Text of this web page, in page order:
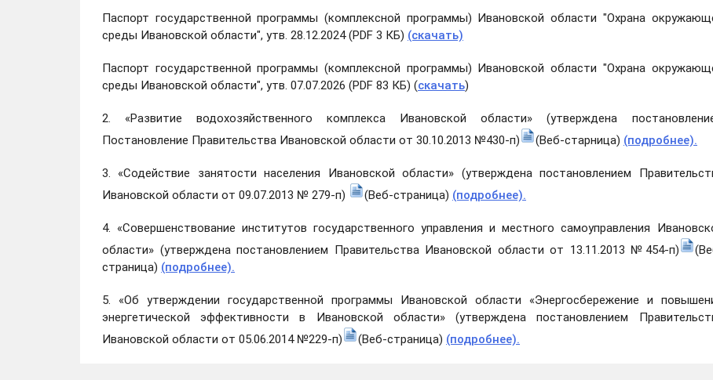
Паспорт государственной программы (комплексной программы) Ивановской области "Охрана
среды Ивановской области", утв. 28.12.2024 (PDF 3 КБ) (скачать)
Паспорт государственной программы (комплексной программы) Ивановской области "Охрана
среды Ивановской области", утв. 07.07.2026 (PDF 83 КБ) (скачать)
2. «Развитие водохозяйственного комплекса Ивановской области» (утверждена
Постановление Правительства Ивановской области от 30.10.2013 №430-п)
(Веб-старница) (подробнее).
3. «Содействие занятости населения Ивановской области» (утверждена постановлением
Ивановской области от 09.07.2013 № 279-п)
(Веб-страница) (подробнее).
4. «Совершенствование институтов государственного управления и местного самоуправления
области» (утверждена постановлением Правительства Ивановской области от 13.11.2013 №454-п)
страница) (подробнее).
5. «Об утверждении государственной программы Ивановской области «Энергосбережение и
энергетической эффективности в Ивановской области» (утверждена постановлением
Ивановской области от 05.06.2014 №229-п)
(Веб-страница) (подробнее).